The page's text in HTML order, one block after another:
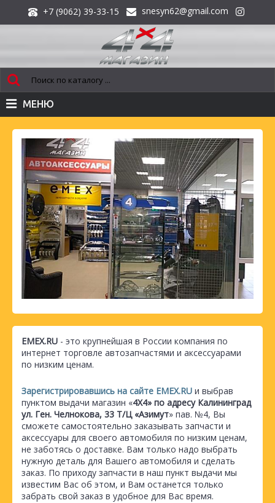
+7 (9062) 39-33-15 snesyn62@gmail.com
МЕНЮ
EMEX.RU - это крупнейшая в России компания по
интернет торговле автозапчастями и аксессуарами
по низким ценам.
Зарегистрировавшись на сайте EMEX.RU и выбрав
пунктом выдачи магазин «4Х4» по адресу Калининград
ул. Ген. Челнокова, 33 Т/Ц «Азимут» пав. №4, Вы
сможете самостоятельно заказывать запчасти и
аксессуары для своего автомобиля по низким ценам,
не заботясь о доставке. Вам только надо выбрать
нужную деталь для Вашего автомобиля и сделать
заказ. По приходу запчасти в наш пункт выдачи мы
известим Вас об этом, и Вам останется только
забрать свой заказ в удобное для Вас время.